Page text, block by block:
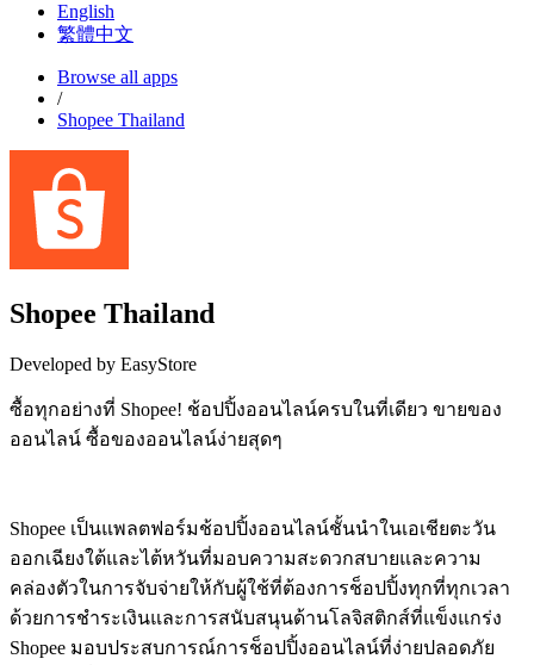
English
繁體中文
Browse all apps
/
Shopee Thailand
Shopee Thailand
Developed by EasyStore
ซื้อทุกอย่างที่ Shopee! ช้อปปิ้งออนไลน์ครบในที่เดียว ขายของ
ออนไลน์ ซื้อของออนไลน์ง่ายสุดๆ
Shopee เป็นแพลตฟอร์มช้อปปิ้งออนไลน์ชั้นนำในเอเชียตะวัน
ออกเฉียงใต้และไต้หวันที่มอบความสะดวกสบายและความ
คล่องตัวในการจับจ่ายให้กับผู้ใช้ที่ต้องการช็อปปิ้งทุกที่ทุกเวลา
ด้วยการชำระเงินและการสนับสนุนด้านโลจิสติกส์ที่แข็งแกร่ง
Shopee มอบประสบการณ์การช็อปปิ้งออนไลน์ที่ง่ายปลอดภัย